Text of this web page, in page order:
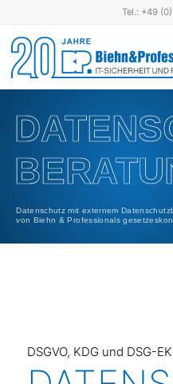
Tel.: +49
Datenschutz mit externem
von Biehn & Professionals
DSGVO, KDG und DSG-